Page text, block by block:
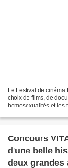
Le Festival de cinéma
choix de films, de
homosexualités et les
Concours
d'une belle
deux grandes